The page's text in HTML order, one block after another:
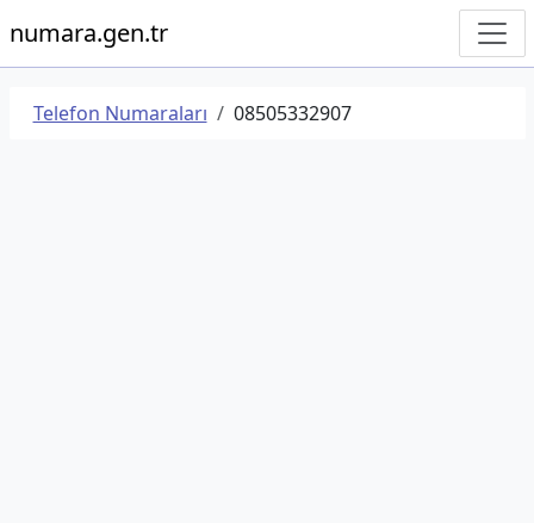
numara.gen.tr
Telefon Numaraları 08505332907